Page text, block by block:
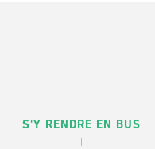
S'Y RENDRE EN BUS